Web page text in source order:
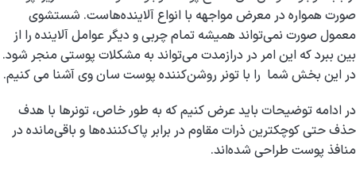
صورت همواره در معرض مواجهه با انواع آلاینده‌هاست. شستشوی
معمول صورت نمی‌تواند همیشه تمام چربی و دیگر عوامل آلاینده را از
بین ببرد که این امر در درازمدت می‌تواند به مشکلات پوستی منجر شود.
در این بخش شما را با تونر روشن‌کننده‌ پوست سان وی آشنا می کنیم.
در ادامه توضیحات باید عرض کنیم که به طور خاص، تونرها با هدف
حذف حتی کوچکترین ذرات مقاوم در برابر پاک‌کننده‌ها و باقی‌مانده در
منافذ پوست طراحی شده‌اند.